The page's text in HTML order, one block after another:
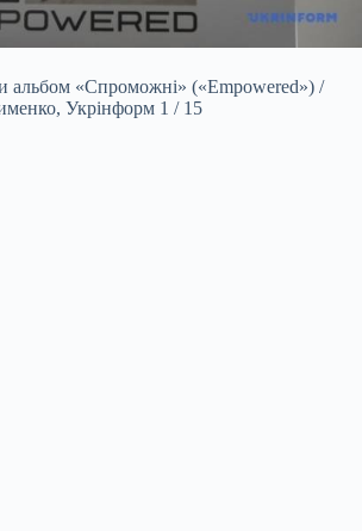
альбом «Спроможні» («Empowered») /
Укрінформ 1 / 15